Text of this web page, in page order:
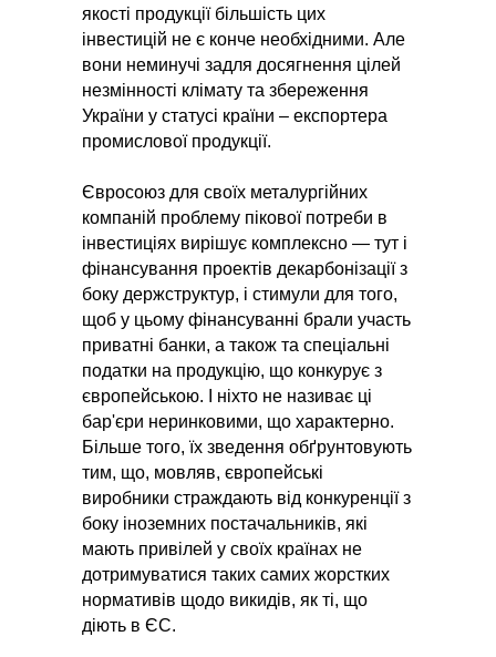
якості продукції більшість цих
інвестицій не є конче необхідними. Але
вони неминучі задля досягнення цілей
незмінності клімату та збереження
України у статусі країни – експортера
промислової продукції.
Євросоюз для своїх металургійних
компаній проблему пікової потреби в
інвестиціях вирішує комплексно — тут і
фінансування проектів декарбонізації з
боку держструктур, і стимули для того,
щоб у цьому фінансуванні брали участь
приватні банки, а також та спеціальні
податки на продукцію, що конкурує з
європейською. І ніхто не називає ці
бар'єри неринковими, що характерно.
Більше того, їх зведення обґрунтовують
тим, що, мовляв, європейські
виробники страждають від конкуренції з
боку іноземних постачальників, які
мають привілей у своїх країнах не
дотримуватися таких самих жорстких
нормативів щодо викидів, як ті, що
діють в ЄС.